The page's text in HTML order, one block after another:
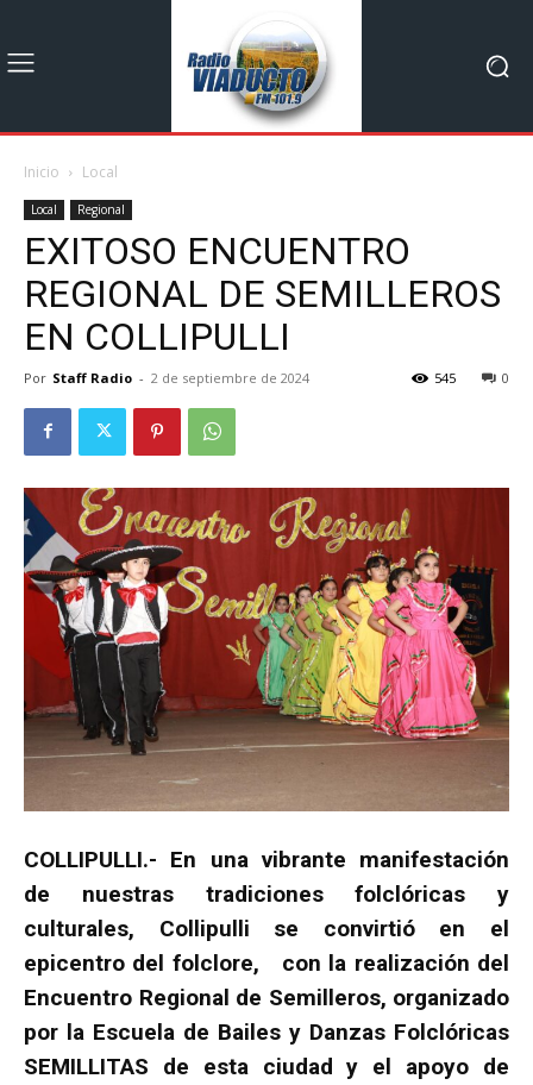
Inicio Local
Local Regional
EXITOSO ENCUENTRO
REGIONAL DE SEMILLEROS
EN COLLIPULLI
Por Staff Radio - 2 de septiembre de 2024 0
545
COLLIPULLI.- En una vibrante manifestación
de nuestras tradiciones folclóricas y
culturales, Collipulli se convirtió en el
epicentro del folclore, con la realización del
Encuentro Regional de Semilleros, organizado
por la Escuela de Bailes y Danzas Folclóricas
SEMILLITAS de esta ciudad y el apoyo de